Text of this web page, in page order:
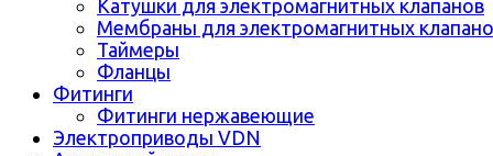
Катушки для электромагнитных клапанов
Мембраны для электромагнитных
Таймеры
Фланцы
Фитинги
Фитинги нержавеющие
Электроприводы VDN